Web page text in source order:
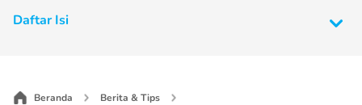
Main
Daftar Isi
Beranda
Berita & Tips